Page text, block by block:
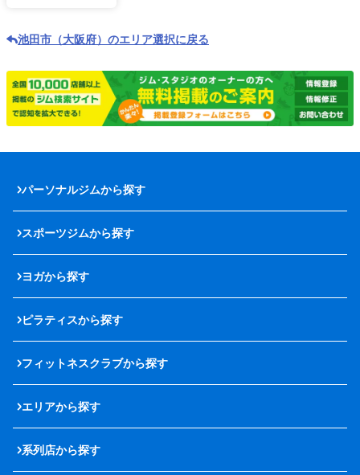
池田市（大阪府）のエリア選択に戻る
パーソナルジムから探す
スポーツジムから探す
ヨガから探す
ピラティスから探す
フィットネスクラブから探す
エリアから探す
系列店から探す